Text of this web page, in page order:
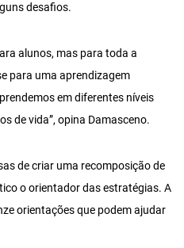
desafios.
alunos, mas para toda a
para uma aprendizagem
em diferentes níveis
de vida”, opina Damasceno.
de criar uma recomposição de
o orientador das estratégias. A
orientações que podem ajudar